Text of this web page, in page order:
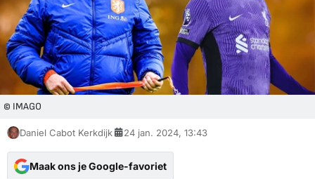
© IMAGO
Daniel Cabot Kerkdijk 24 jan. 2024, 13:43
Maak ons je Google-favoriet